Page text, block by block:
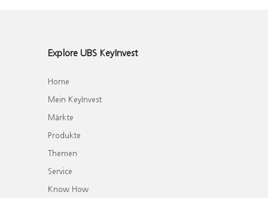
Explore UBS KeyInvest
Home
Mein KeyInvest
Märkte
Produkte
Themen
Service
Know How